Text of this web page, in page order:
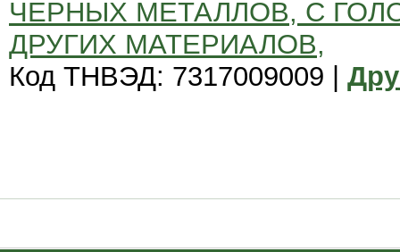
ЧЕРНЫХ МЕТАЛЛОВ, С
ДРУГИХ МАТЕРИАЛОВ,
Код ТНВЭД: 7317009009 |